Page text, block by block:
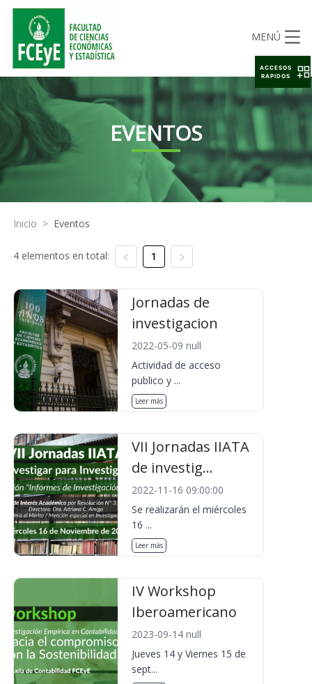
MENÚ
EVENTOS
Inicio > Eventos
4 elementos en total: 1
Jornadas de
investigacion
2022-05-09 null
Actividad de acceso
publico y ...
Leer más
VII Jornadas IIATA
de investig...
2022-11-16 09:00:00
Se realizarán el miércoles
16 ...
Leer más
IV Workshop
Iberoamericano
2023-09-14 null
Jueves 14 y Viernes 15 de
sept...
ACCESOS
RAPIDOS